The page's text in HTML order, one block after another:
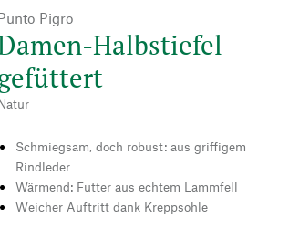
Pigro
Halbstiefel
Schmiegsam, doch robust: aus griffigem
Rindleder
Wärmend: Futter aus echtem Lammfell
Weicher Auftritt dank Kreppsohle